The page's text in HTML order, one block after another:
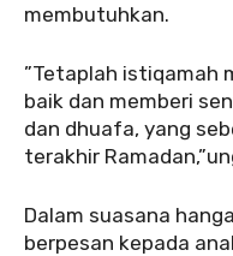
membutuhkan.
‎‎”Tetaplah istiqamah
baik dan memberi
dan dhuafa, yang
terakhir
‎‎Dalam suasana
berpesan kepada